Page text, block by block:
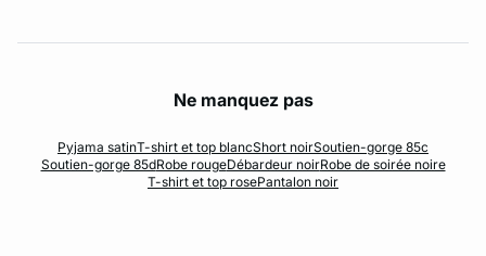
Ne manquez pas
Pyjama satinT-shirt et top blancShort noirSoutien-gorge 85c
Soutien-gorge 85dRobe rougeDébardeur noirRobe de soirée noire
T-shirt et top rosePantalon noir